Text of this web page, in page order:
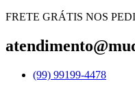
FRETE GRÁTIS NOS
(99) 99199-4478